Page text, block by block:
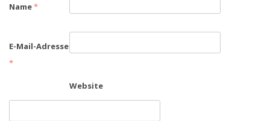
Name*
E-Mail-Adresse
*
Website